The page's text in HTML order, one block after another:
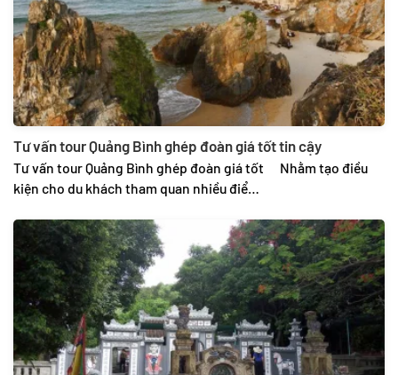
Tư vấn tour Quảng Bình ghép đoàn giá tốt tin cậy
Tư vấn tour Quảng Bình ghép đoàn giá tốt Nhằm tạo điều
kiện cho du khách tham quan nhiều điể…